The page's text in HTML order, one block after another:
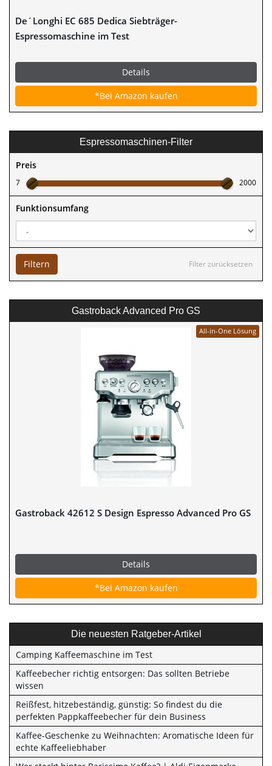
De´Longhi EC 685 Dedica Siebträger-
Espressomaschine im Test
Details
*Bei Amazon kaufen
Espressomaschinen-Filter
Preis
7 2000
Funktionsumfang
Filter zurücksetzen
Filtern
Gastroback Advanced Pro GS
All-in-One Lösung
Gastroback 42612 S Design Espresso Advanced Pro GS
Details
*Bei Amazon kaufen
Die neuesten Ratgeber-Artikel
Camping Kaffeemaschine im Test
Kaffeebecher richtig entsorgen: Das sollten Betriebe
wissen
Reißfest, hitzebeständig, günstig: So findest du die
perfekten Pappkaffeebecher für dein Business
Kaffee-Geschenke zu Weihnachten: Aromatische Ideen für
echte Kaffeeliebhaber